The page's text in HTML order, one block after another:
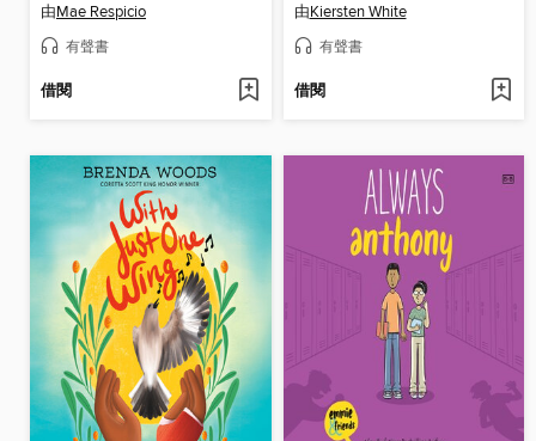
由Mae Respicio
有聲書
借閱
由Kiersten White
有聲書
借閱